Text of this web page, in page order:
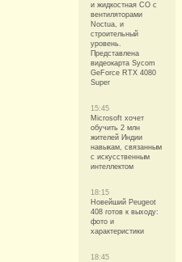
и жидкостная СО с
вентиляторами
Noctua, и
строительный
уровень.
Представлена
видеокарта Sycom
GeForce RTX 4080
Super
15:45
Microsoft хочет
обучить 2 млн
жителей Индии
навыкам, связанным
с искусственным
интеллектом
18:15
Новейший Peugeot
408 готов к выходу:
фото и
характеристики
18:45